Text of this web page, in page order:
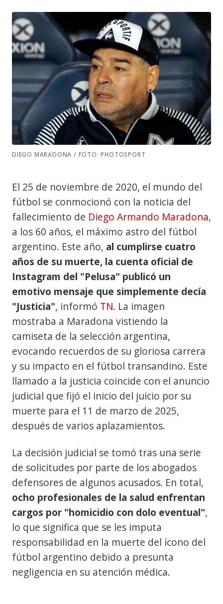
DIEGO MARADONA / FOTO: PHOTOSPORT
El 25 de noviembre de 2020, el mundo del
fútbol se conmocionó con la noticia del
fallecimiento de Diego Armando Maradona,
a los 60 años, el máximo astro del fútbol
argentino. Este año, al cumplirse cuatro
años de su muerte, la cuenta oficial de
Instagram del "Pelusa" publicó un
emotivo mensaje que simplemente decía
"Justicia", informó TN. La imagen
mostraba a Maradona vistiendo la
camiseta de la selección argentina,
evocando recuerdos de su gloriosa carrera
y su impacto en el fútbol transandino. Este
llamado a la justicia coincide con el anuncio
judicial que fijó el inicio del juicio por su
muerte para el 11 de marzo de 2025,
después de varios aplazamientos.
La decisión judicial se tomó tras una serie
de solicitudes por parte de los abogados
defensores de algunos acusados. En total,
ocho profesionales de la salud enfrentan
cargos por "homicidio con dolo eventual",
lo que significa que se les imputa
responsabilidad en la muerte del ícono del
fútbol argentino debido a presunta
negligencia en su atención médica.